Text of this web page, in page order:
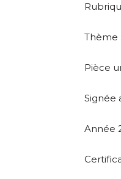
Thème
Pièce
Signée
Année